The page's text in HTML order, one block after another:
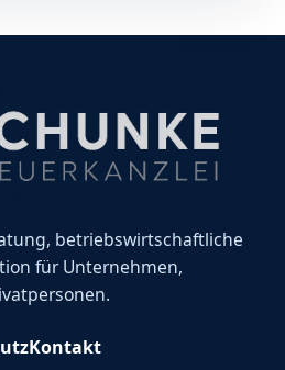
betriebswirtschaftliche
für Unternehmen,
Kontakt